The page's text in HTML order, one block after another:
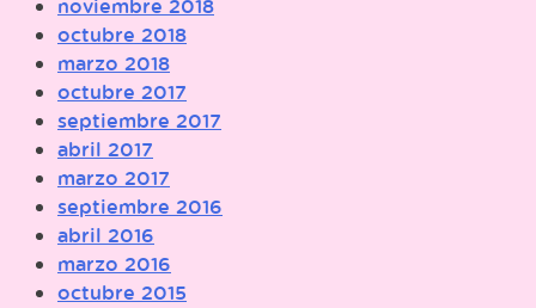
noviembre 2018
octubre 2018
marzo 2018
octubre 2017
septiembre 2017
abril 2017
marzo 2017
septiembre 2016
abril 2016
marzo 2016
octubre 2015